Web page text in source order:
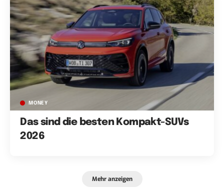
MONEY
Das sind die besten Kompakt-SUVs
2026
Mehr anzeigen